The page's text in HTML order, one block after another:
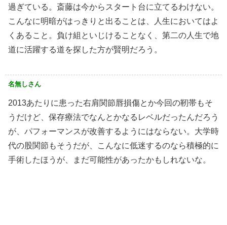
過ぎている。斎藤は今からスタート台に立てるわけない。
こんなに明暗がはっきりと出ることは、人生においてはよ
くあること。負け組といじけることなく、第二の人生で地
道に活躍する道を探した方が賢明だろう。
名無しさん
2013あたりに患った右肩関節唇損傷とか今回の靭帯もそ
うだけど、保存療法でなんとかなるレベルだったんだろう
が、パフォーマンスが改善するようにはならない。大学時
代の股関節もそうだが、こんなに低迷するのなら積極的に
手術したほうが、まだ可能性があったかもしれないな。